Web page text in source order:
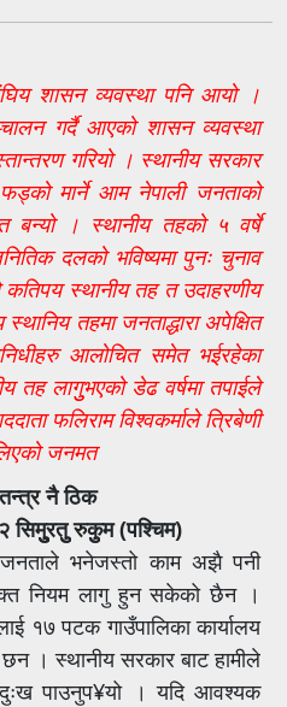
शासन व्यवस्था पनि आयो ।
गर्दै आएको शासन व्यवस्था
गरियो । स्थानीय सरकार
मार्ने आम नेपाली जनताको
बन्यो । स्थानीय तहको ५ वर्षे
दलको भविष्यमा पुनः चुनाव
स्थानीय तह त उदाहरणीय
तहमा जनताद्धारा अपेक्षित
आलोचित समेत भईरहेका
तह लागुुभएको डेढ वर्षमा तपाईले
फलिराम विश्वकर्माले त्रिबेणी
जनमत
नै ठिक
सिमुु्रतुु रुकुुम (पश्चिम)
जनताले भनेजस्तो काम अझै पनी
नियम लागु हुन सकेको छैन ।
१७ पटक गाउँपालिका कार्यालय
। स्थानीय सरकार बाट हामीले
दुःख पाउनुप¥यो । यदि आवश्यक